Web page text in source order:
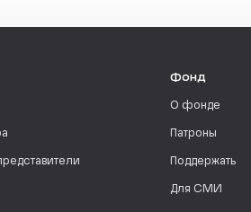
Фонд
О фонде
Патроны
Поддержать
Для СМИ